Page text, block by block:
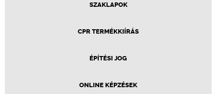
SZAKLAPOK
CPR TERMÉKKIÍRÁS
ÉPÍTÉSI JOG
ONLINE KÉPZÉSEK